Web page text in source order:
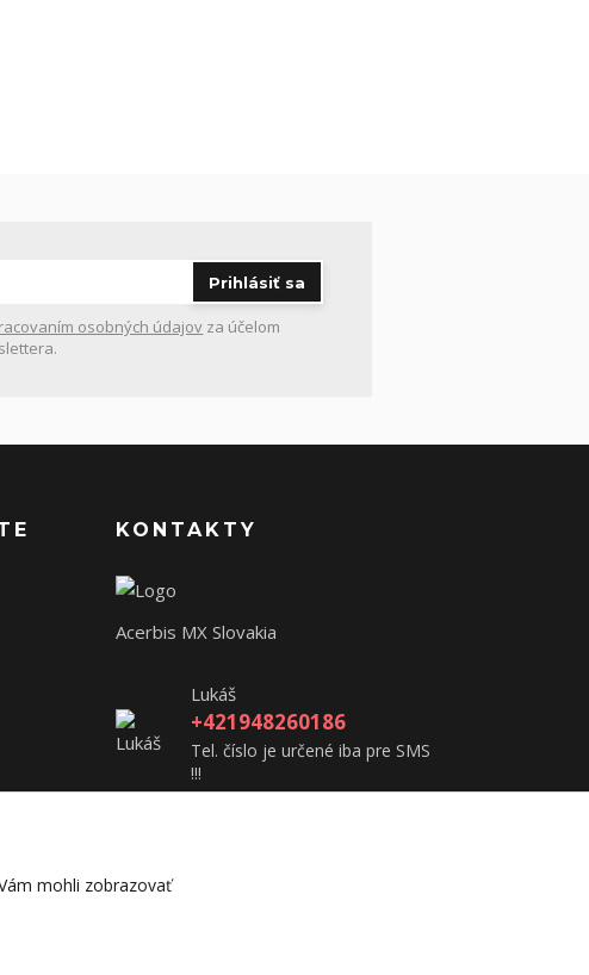
Prihlásiť sa
osobných údajov za účelom
KONTAKTY
Acerbis MX Slovakia
Lukáš
+421948260186
Tel. číslo je určené iba pre SMS
!!!
mohli zobrazovať